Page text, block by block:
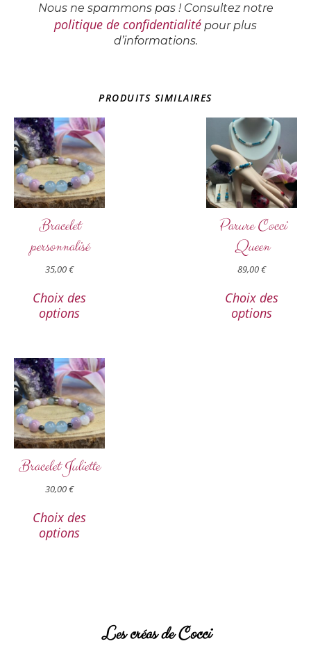
Nous ne spammons pas ! Consultez notre
politique de confidentialité pour plus
d’informations.
PRODUITS SIMILAIRES
Bracelet
personnalisé
35,00€
Choix des
options
Parure Cocci
Queen
89,00€
Choix des
options
Bracelet Juliette
30,00€
Choix des
options
Les créas de Cocci